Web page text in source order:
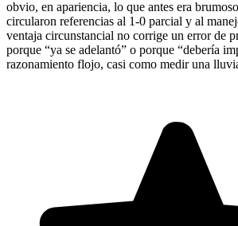
obvio, en apariencia, lo que antes era
circularon referencias al 1-0 parcial y al
ventaja circunstancial no corrige un error de
porque “ya se adelantó” o porque “debería
razonamiento flojo, casi como medir una